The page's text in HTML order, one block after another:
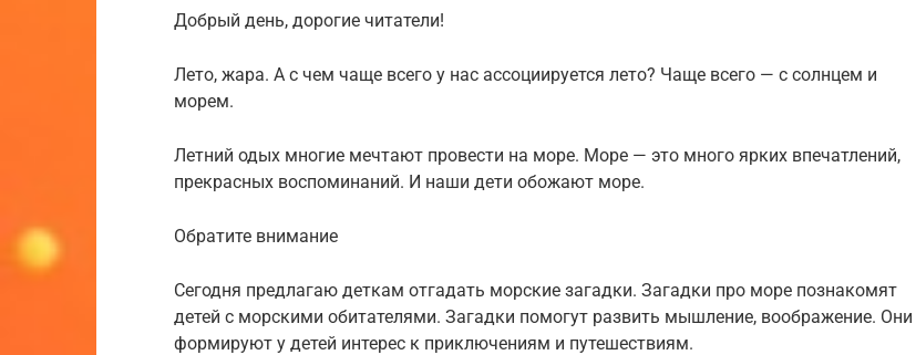
Добрый день, дорогие читатели!
Лето, жара. А с чем чаще всего у нас ассоциируется лето? Чаще всего — с солнцем и
морем.
Летний одых многие мечтают провести на море. Море — это много ярких впечатлений,
прекрасных воспоминаний. И наши дети обожают море.
Обратите внимание
Сегодня предлагаю деткам отгадать морские загадки. Загадки про море познакомят
детей с морскими обитателями. Загадки помогут развить мышление, воображение. Они
формируют у детей интерес к приключениям и путешествиям.